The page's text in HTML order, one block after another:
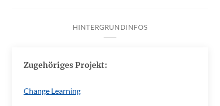
HINTERGRUNDINFOS
Zugehöriges Projekt:
Change Learning